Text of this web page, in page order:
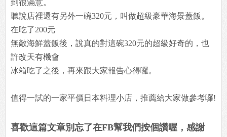
到很滿意。
聽說店裡還有另外一碗320元，叫做超級豪華海景蓋飯。
在吃了200元
無敵海鮮蓋飯後，說真的對這碗320元的超級好奇的，也
許改天有機會
冰箱吃了之後，再來跟大家報告心得囉。
值得一試的一家平價日本料理小店，推薦給大家做參考囉!
喜歡這篇文章別忘了在FB幫我們按個讚喔，感謝